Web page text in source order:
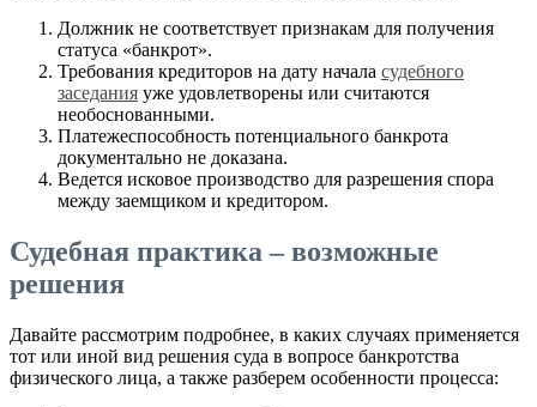
Должник не соответствует признакам для получения
статуса «банкрот».
Требования кредиторов на дату начала судебного
заседания уже удовлетворены или считаются
необоснованными.
Платежеспособность потенциального банкрота
документально не доказана.
Ведется исковое производство для разрешения спора
между заемщиком и кредитором.
Судебная практика – возможные
решения
Давайте рассмотрим подробнее, в каких случаях применяется
тот или иной вид решения суда в вопросе банкротства
физического лица, а также разберем особенности процесса: